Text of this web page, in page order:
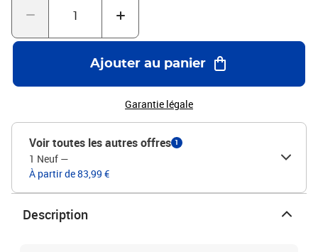
cmDossier réglable en 3 positionsCoussin inclus : non
Ajouter au panier
Garantie légale
Voir toutes les autres offres 1
1 Neuf —
À partir de 83,99 €
Description